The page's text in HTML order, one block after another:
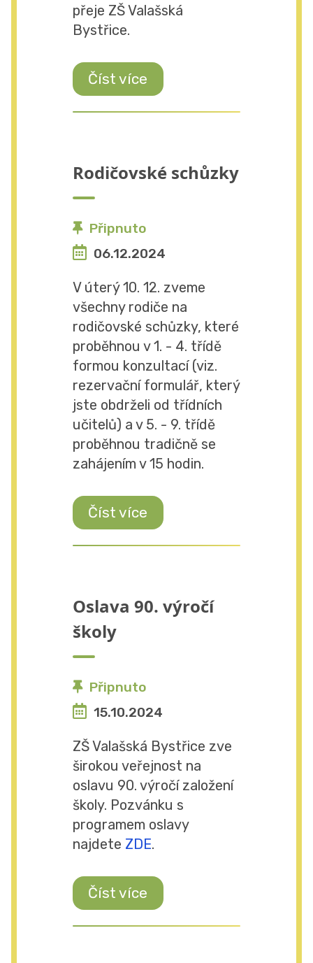
přeje ZŠ Valašská
Bystřice.
Číst více
Rodičovské schůzky
Připnuto
06.12.2024
V úterý 10. 12. zveme
všechny rodiče na
rodičovské schůzky, které
proběhnou v 1. - 4. třídě
formou konzultací (viz.
rezervační formulář, který
jste obdrželi od třídních
učitelů) a v 5. - 9. třídě
proběhnou tradičně se
zahájením v 15 hodin.
Číst více
Oslava 90. výročí
školy
Připnuto
15.10.2024
ZŠ Valašská Bystřice zve
širokou veřejnost na
oslavu 90. výročí založení
školy. Pozvánku s
programem oslavy
najdete ZDE.
Číst více